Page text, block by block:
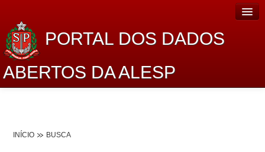
PORTAL DOS DADOS
ABERTOS DA ALESP
INÍCIO BUSCA